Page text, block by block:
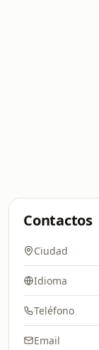
Contactos
Ciudad
Idioma
Teléfono
Email